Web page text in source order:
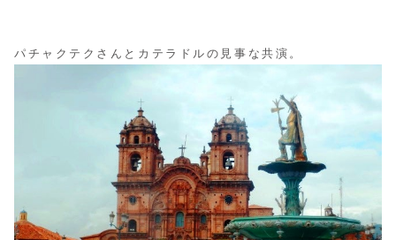
パチャクテクさんとカテラドルの見事な共演。